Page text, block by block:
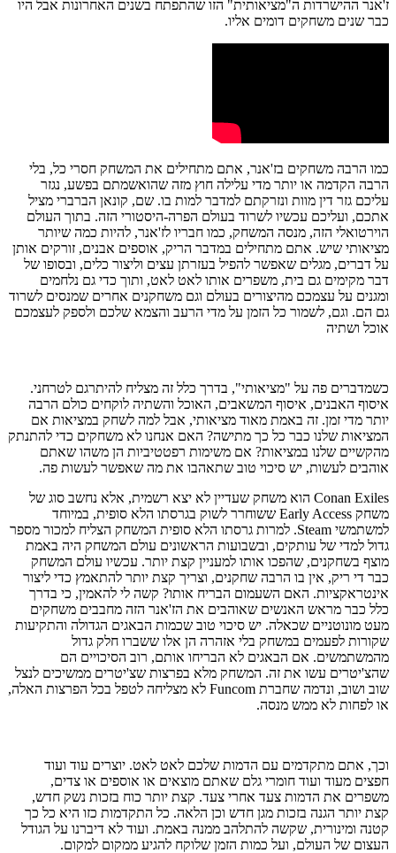
ז'אנר ההישרדות ה"מציאותית" הזו שהתפתח בשנים האחרונות אבל היו
כבר שנים משחקים דומים אליו.
כמו הרבה משחקים בז'אנר, אתם מתחילים את המשחק חסרי כל, בלי
הרבה הקדמה או יותר מדי עלילה חוץ מזה שהואשמתם בפשע, נגזר
עליכם גזר דין מוות ונזרקתם למדבר למות בו. שם, קונאן הברברי מציל
אתכם, ועליכם עכשיו לשרוד בעולם הפרה-היסטורי הזה. בתוך העולם
הוירטואלי הזה, מנסה המשחק, כמו חבריו לז'אנר, להיות כמה שיותר
מציאותי שיש. אתם מתחילים במדבר הריק, אוספים אבנים, זורקים אותן
על דברים, מגלים שאפשר להפיל בעזרתן עצים וליצור כלים, ובסופו של
דבר מקימים גם בית, משפרים אותו לאט לאט, ותוך כדי גם נלחמים
ומגנים על עצמכם מהיצורים בעולם וגם משחקנים אחרים שמנסים לשרוד
גם הם. וגם, לשמור כל הזמן על מדי הרעב והצמא שלכם ולספק לעצמכם
אוכל ושתיה
כשמדברים פה על "מציאותי", בדרך כלל זה מצליח להיתרגם לטרחני.
איסוף האבנים, איסוף המשאבים, האוכל והשתיה לוקחים כולם הרבה
יותר מדי זמן. זה באמת מאוד מציאותי, אבל למה לשחק במציאות אם
המציאות שלנו כבר כל כך מתישה? האם אנחנו לא משחקים כדי להתנתק
מהקשיים שלנו במציאות? אם משימות רפטטיביות הן משהו שאתם
אוהבים לעשות, יש סיכוי טוב שתאהבו את מה שאפשר לעשות פה.
Conan Exiles הוא משחק שעדיין לא יצא רשמית, אלא נחשב סוג של
משחק Early Access ששוחרר לשוק בגרסתו הלא סופית, במיוחד
למשתמשי Steam. למרות גרסתו הלא סופית המשחק הצליח למכור מספר
גדול למדי של עותקים, ובשבועות הראשונים עולם המשחק היה באמת
מוצף בשחקנים, שהפכו אותו למעניין קצת יותר. עכשיו עולם המשחק
כבר די ריק, אין בו הרבה שחקנים, וצריך קצת יותר להתאמץ כדי ליצור
אינטראקציות. האם השעמום הבריח אותו? קשה לי להאמין, כי בדרך
כלל כבר מראש האנשים שאוהבים את הז'אנר הזה מחבבים משחקים
מעט מונוטניים שכאלה. יש סיכוי טוב שכמות הבאגים הגדולה והתקיעות
שקורות לפעמים במשחק בלי אזהרה הן אלו ששברו חלק גדול
מהמשתמשים. אם הבאגים לא הבריחו אותם, רוב הסיכויים הם
שהצ'יטרים עשו את זה. המשחק מלא בפרצות שצ'יטרים ממשיכים לנצל
שוב ושוב, ונדמה שחברת Funcom לא מצליחה לטפל בכל הפרצות האלה,
או לפחות לא ממש מנסה.
וכך, אתם מתקדמים עם הדמות שלכם לאט לאט. יוצרים עוד ועוד
חפצים מעוד ועוד חומרי גלם שאתם מוצאים או אוספים או צדים,
משפרים את הדמות צעד אחרי צעד. קצת יותר כוח בזכות נשק חדש,
קצת יותר הגנה בזכות מגן חדש וכן הלאה. כל התקדמות כזו היא כל כך
קטנה ומינורית, שקשה להתלהב ממנה באמת. ועוד לא דיברנו על הגודל
העצום של העולם, ועל כמות הזמן שלוקח להגיע ממקום למקום.